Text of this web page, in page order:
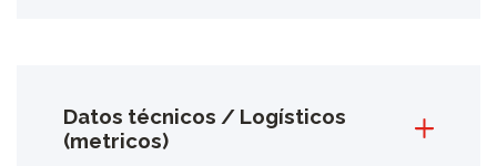
Datos técnicos / Logísticos
(metricos)